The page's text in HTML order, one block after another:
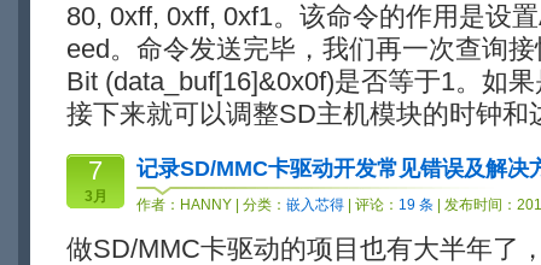
80, 0xff, 0xff, 0xf1。该命令的作用是设
eed。命令发送完毕，我们再一次查询
Bit (data_buf[16]&0x0f)是否等于1。如
接下来就可以调整SD主机模块的时钟和
7
3月
记录SD/MMC卡驱动开发常见错误及解决
作者： HANNY | 分类： 嵌入芯得 | 评论： 19 条 | 发布时间：
做SD/MMC卡驱动的项目也有大半年了